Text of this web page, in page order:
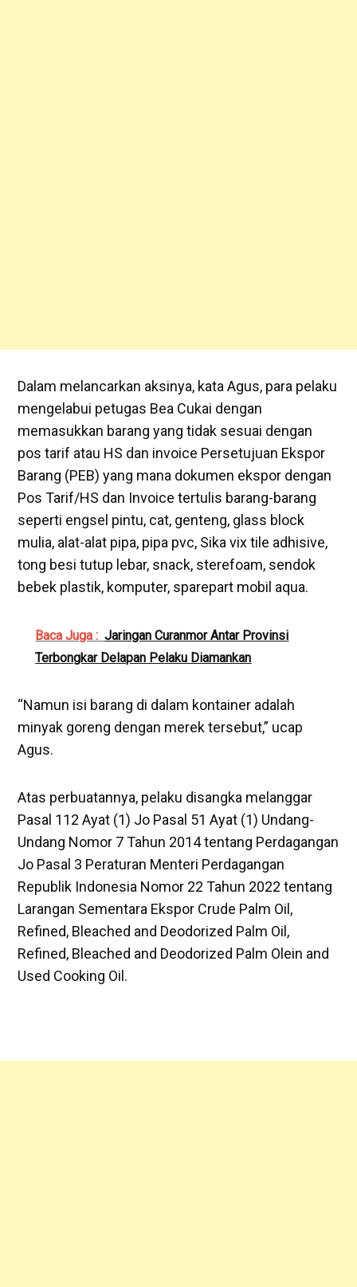
Dalam melancarkan aksinya, kata Agus, para pelaku
mengelabui petugas Bea Cukai dengan
memasukkan barang yang tidak sesuai dengan
pos tarif atau HS dan invoice Persetujuan Ekspor
Barang (PEB) yang mana dokumen ekspor dengan
Pos Tarif/HS dan Invoice tertulis barang-barang
seperti engsel pintu, cat, genteng, glass block
mulia, alat-alat pipa, pipa pvc, Sika vix tile adhisive,
tong besi tutup lebar, snack, sterefoam, sendok
bebek plastik, komputer, sparepart mobil aqua.
Baca Juga : Jaringan Curanmor Antar Provinsi
Terbongkar Delapan Pelaku Diamankan
“Namun isi barang di dalam kontainer adalah
minyak goreng dengan merek tersebut,” ucap
Agus.
Atas perbuatannya, pelaku disangka melanggar
Pasal 112 Ayat (1) Jo Pasal 51 Ayat (1) Undang-
Undang Nomor 7 Tahun 2014 tentang Perdagangan
Jo Pasal 3 Peraturan Menteri Perdagangan
Republik Indonesia Nomor 22 Tahun 2022 tentang
Larangan Sementara Ekspor Crude Palm Oil,
Refined, Bleached and Deodorized Palm Oil,
Refined, Bleached and Deodorized Palm Olein and
Used Cooking Oil.